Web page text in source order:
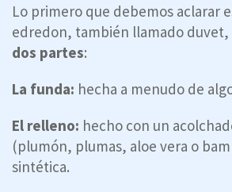
Lo primero que debemos aclarar
edredon, también llamado duvet,
dos partes:
La funda: hecha a menudo de
El relleno: hecho con un
(plumón, plumas, aloe vera o
sintética.